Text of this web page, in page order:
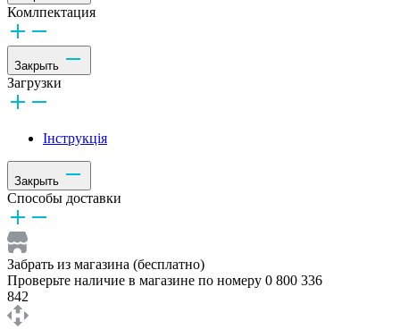
Комлпектация
Закрыть
Загрузки
Інструкція
Закрыть
Способы доставки
Забрать из магазина (бесплатно)
Проверьте наличие в магазине по номеру 0 800 336
842